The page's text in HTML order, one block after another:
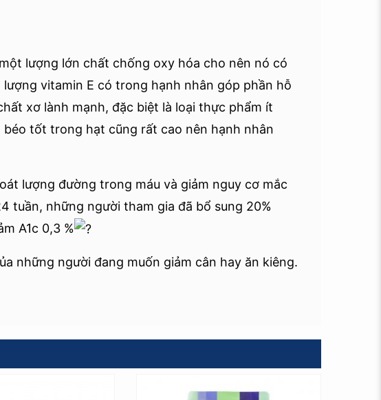
lượng lớn chất chống oxy hóa cho nên nó có
vitamin E có trong hạnh nhân góp phần hỗ
xơ lành mạnh, đặc biệt là loại thực phẩm ít
tốt trong hạt cũng rất cao nên hạnh nhân
lượng đường trong máu và giảm nguy cơ mắc
tuần, những người tham gia đã bổ sung 20%
A1c 0,3 %
những người đang muốn giảm cân hay ăn kiêng.